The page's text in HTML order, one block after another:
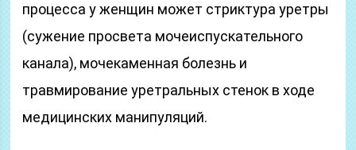
процесса у женщин может стриктура уретры
(сужение просвета мочеиспускательного
канала), мочекаменная болезнь и
травмирование уретральных стенок в ходе
медицинских манипуляций.